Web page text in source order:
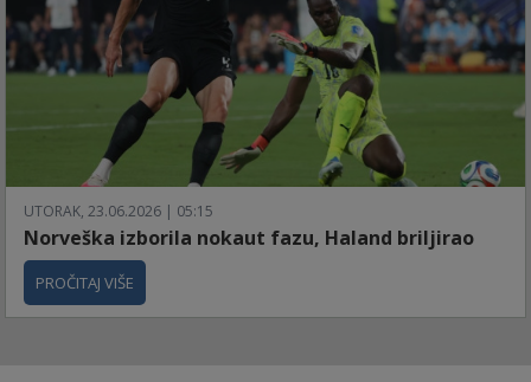
UTORAK, 23.06.2026 | 05:15
Norveška izborila nokaut fazu, Haland briljirao
PROČITAJ VIŠE